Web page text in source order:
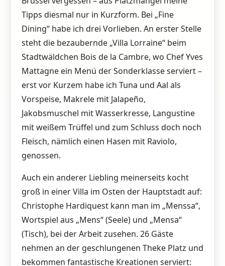
Tipps diesmal nur in Kurzform. Bei „Fine
Dining“ habe ich drei Vorlieben. An erster Stelle
steht die bezaubernde „Villa Lorraine“ beim
Stadtwäldchen Bois de la Cambre, wo Chef Yves
­Mattagne ein Menü der Sonderklasse serviert –
erst vor Kurzem habe ich Tuna und Aal als
Vorspeise, Makrele mit Jalapeño,
Jakobsmuschel mit Wasserkresse, Langustine
mit weißem Trüffel und zum Schluss doch noch
Fleisch, nämlich einen Hasen mit Raviolo,
genossen.
Auch ein anderer Liebling meinerseits kocht
groß in einer Villa im Osten der Hauptstadt auf:
Christophe Hardiquest kann man im „Menssa“,
Wortspiel aus „Mens“ (Seele) und „Mensa“
(Tisch), bei der Arbeit zusehen. 26 Gäste
nehmen an der geschlungenen Theke Platz und
bekommen fantastische Kreationen serviert: